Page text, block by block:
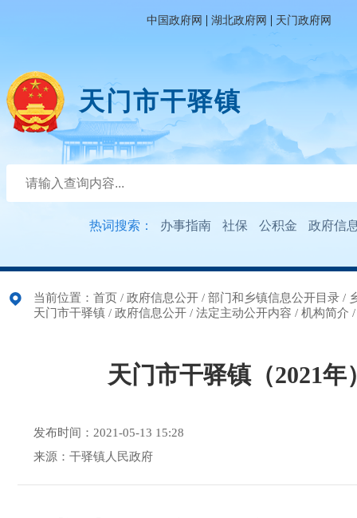
中国政府网 | 湖北政府网 | 天门政府网
天门市干驿镇
热词搜索： 办事指南 社保 公积金 政府信
当前位置： 首页 / 政府信息公开 / 部门和乡镇信息公开目录 /
天门市干驿镇 / 政府信息公开 / 法定主动公开内容 / 机构简介
天门市干驿镇（2021年
发布时间：2021-05-13 15:28
来源：干驿镇人民政府